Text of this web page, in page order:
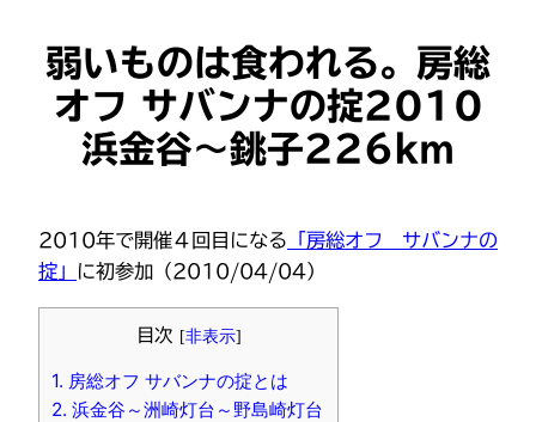
弱いものは食われる。房総
オフ サバンナの掟2010
浜金谷〜銚子226km
2010年で開催４回目になる 「房総オフ サバンナの
掟」
に初参加（2010/04/04）
目次 [非表示]
1. 房総オフ サバンナの掟とは
2. 浜金谷～洲崎灯台～野島崎灯台